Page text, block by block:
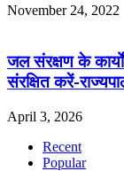
November 24, 2022
जल संरक्षण के
संरक्षित करें-
April 3, 2026
Recent
Popular